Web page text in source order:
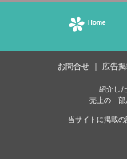
Home
お問合せ 広告
紹介し
売上の一部
当サイトに掲載